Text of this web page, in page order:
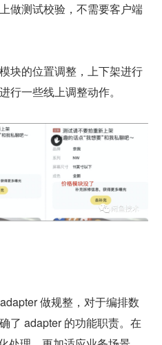
做测试校验，不需要客户端
块的位置调整，上下架进行
行一些线上调整动作。
做规整，对于编排数
了 adapter 的功能职责。在